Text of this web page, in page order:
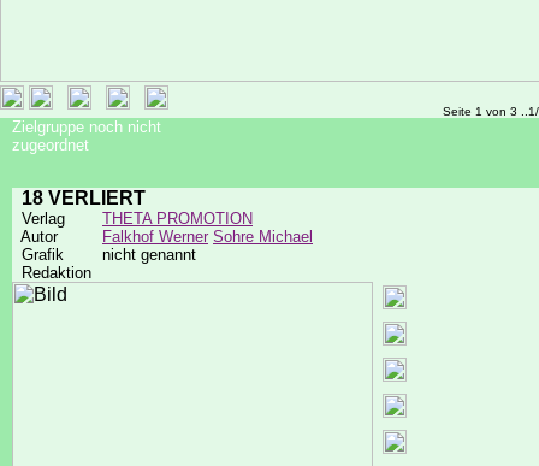
Seite 1 von 3
Zielgruppe noch nicht
zugeordnet
18 VERLIERT
Verlag
THETA PROMOTION
Autor
Falkhof Werner Sohre Michael
Grafik
nicht genannt
Redaktion